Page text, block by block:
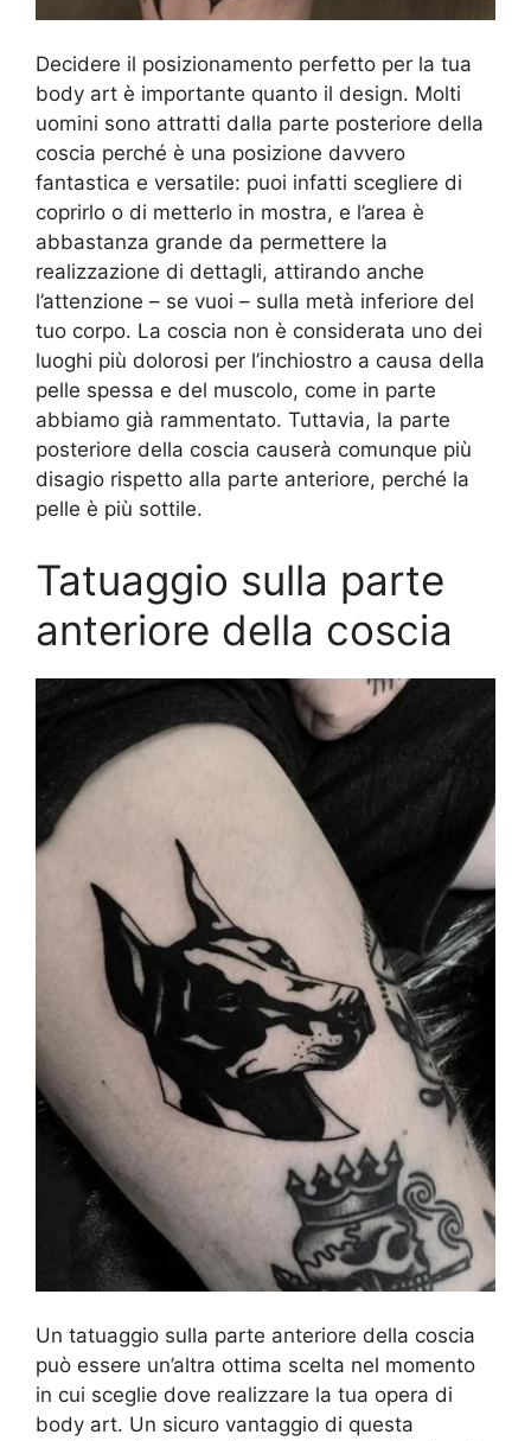
Decidere il posizionamento perfetto per la tua
body art è importante quanto il design. Molti
uomini sono attratti dalla parte posteriore della
coscia perché è una posizione davvero
fantastica e versatile: puoi infatti scegliere di
coprirlo o di metterlo in mostra, e l’area è
abbastanza grande da permettere la
realizzazione di dettagli, attirando anche
l’attenzione – se vuoi – sulla metà inferiore del
tuo corpo. La coscia non è considerata uno dei
luoghi più dolorosi per l’inchiostro a causa della
pelle spessa e del muscolo, come in parte
abbiamo già rammentato. Tuttavia, la parte
posteriore della coscia causerà comunque più
disagio rispetto alla parte anteriore, perché la
pelle è più sottile.
Tatuaggio sulla parte
anteriore della coscia
Un tatuaggio sulla parte anteriore della coscia
può essere un’altra ottima scelta nel momento
in cui sceglie dove realizzare la tua opera di
body art. Un sicuro vantaggio di questa